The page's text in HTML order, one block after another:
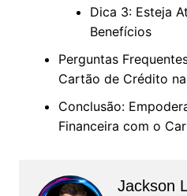
Dica 3: Esteja
Benefícios
Perguntas
Cartão de Crédito
Conclusão:
Financeira com o
Jackson